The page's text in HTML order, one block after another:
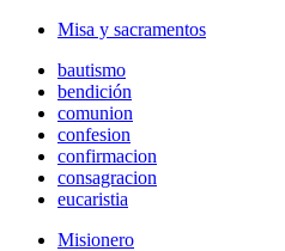
Misa y sacramentos
bautismo
bendición
comunion
confesion
confirmacion
consagracion
eucaristia
Misionero